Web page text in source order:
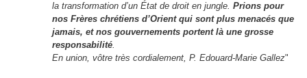
la transformation d’un État de droit en jungle. Prions pour
nos Frères chrétiens d’Orient qui sont plus menacés que
jamais, et nos gouvernements portent là une grosse
responsabilité.
En union, vôtre très cordialement, P. Edouard-Marie Gallez"